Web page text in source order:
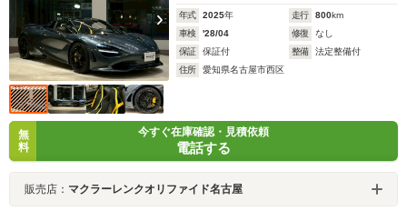
年式 2025年 走行 800km
車検
'28/04 修復
なし
保証
保証付 整備
法定整備付
住所
愛知県名古屋市西区
無
料
今すぐ在庫確認・見積依頼
電話する
販売店： マクラーレンクオリファイド名古屋